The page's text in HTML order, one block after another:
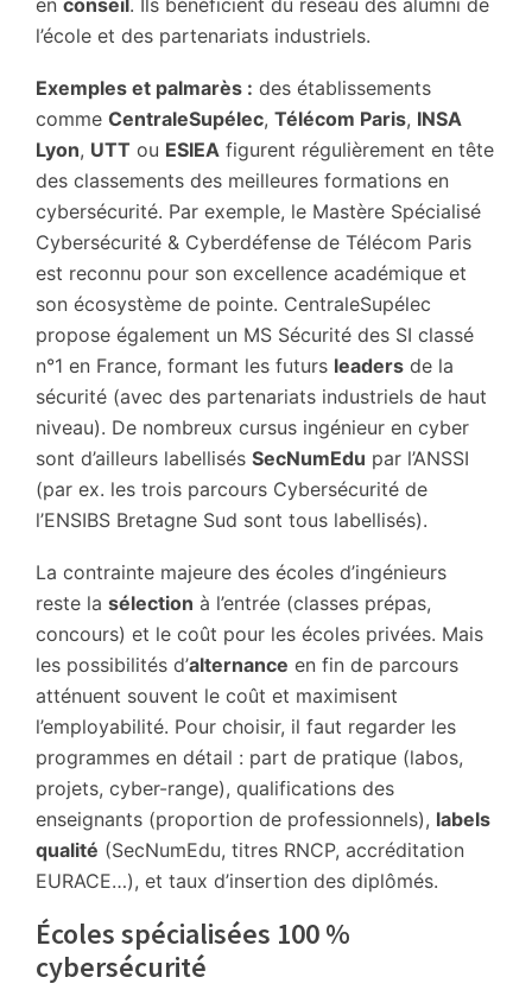
en conseil . Ils bénéficient du réseau des alumni de
l’école et des partenariats industriels.
Exemples et palmarès : des établissements
comme CentraleSupélec, Télécom Paris, INSA
Lyon, UTT ou ESIEA figurent régulièrement en tête
des classements des meilleures formations en
cybersécurité. Par exemple, le Mastère Spécialisé
Cybersécurité & Cyberdéfense de Télécom Paris
est reconnu pour son excellence académique et
son écosystème de pointe. CentraleSupélec
propose également un MS Sécurité des SI classé
n°1 en France, formant les futurs leaders de la
sécurité (avec des partenariats industriels de haut
niveau). De nombreux cursus ingénieur en cyber
sont d’ailleurs labellisés SecNumEdu par l’ANSSI
(par ex. les trois parcours Cybersécurité de
l’ENSIBS Bretagne Sud sont tous labellisés).
La contrainte majeure des écoles d’ingénieurs
reste la sélection à l’entrée (classes prépas,
concours) et le coût pour les écoles privées. Mais
les possibilités d’alternance en fin de parcours
atténuent souvent le coût et maximisent
l’employabilité. Pour choisir, il faut regarder les
programmes en détail : part de pratique (labos,
projets, cyber-range), qualifications des
enseignants (proportion de professionnels), labels
qualité (SecNumEdu, titres RNCP, accréditation
EURACE…), et taux d’insertion des diplômés.
Écoles spécialisées 100 %
cybersécurité